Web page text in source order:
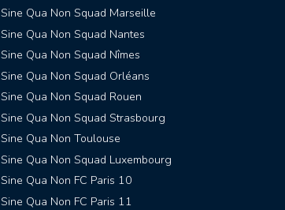
Sine Qua Non Squad Marseille
Sine Qua Non Squad Nantes
Sine Qua Non Squad Nîmes
Sine Qua Non Squad Orléans
Sine Qua Non Squad Rouen
Sine Qua Non Squad Strasbourg
Sine Qua Non Toulouse
Sine Qua Non Squad Luxembourg
Sine Qua Non FC Paris 10
Sine Qua Non FC Paris 11